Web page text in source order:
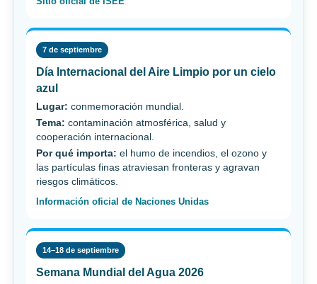
7 de septiembre
Día Internacional del Aire Limpio por un cielo
azul
Lugar: conmemoración mundial.
Tema: contaminación atmosférica, salud y
cooperación internacional.
Por qué importa: el humo de incendios, el ozono y
las partículas finas atraviesan fronteras y agravan
riesgos climáticos.
Información oficial de Naciones Unidas
14–18 de septiembre
Semana Mundial del Agua 2026